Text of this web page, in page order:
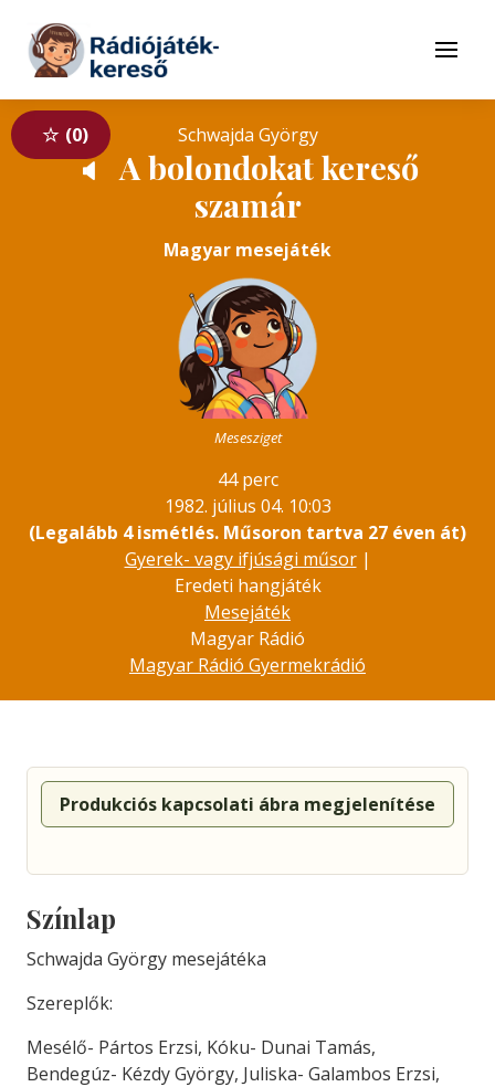
Tovább a tartalomhoz
Menü
0 Schwajda György
🔈
A bolondokat kereső
szamár
Magyar mesejáték
Mesesziget
44 perc
1982. július 04. 10:03
(Legalább 4 ismétlés. Műsoron tartva 27 éven át)
Gyerek- vagy ifjúsági műsor|
Eredeti hangjáték
Mesejáték
Magyar Rádió
Magyar Rádió Gyermekrádió
Produkciós kapcsolati ábra megjelenítése
Színlap
Schwajda György mesejátéka
Szereplők:
Mesélő- Pártos Erzsi, Kóku- Dunai Tamás,
Bendegúz- Kézdy György, Juliska- Galambos Erzsi,